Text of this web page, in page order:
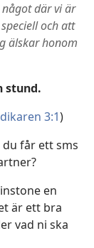
där vi är
och att
älskar honom
stund.
3:1)
får ett sms
en
är ett bra
vad ni ska